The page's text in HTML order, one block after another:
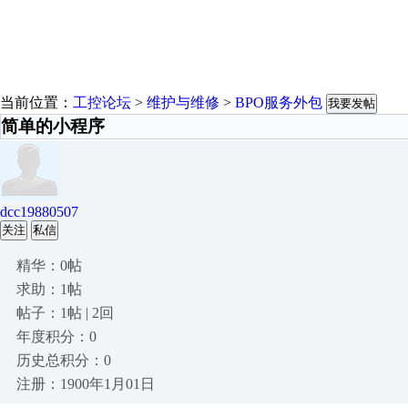
当前位置： 工控论坛 > 维护与维修 > BPO服务外包 我要发帖
简单的小程序
dcc19880507
关注 私信
精华：0帖
求助：1帖
帖子：1帖 | 2回
年度积分：0
历史总积分：0
注册：1900年1月01日